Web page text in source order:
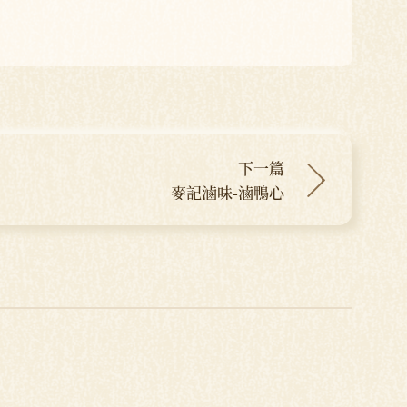
下一篇
麥記滷味-滷鴨心